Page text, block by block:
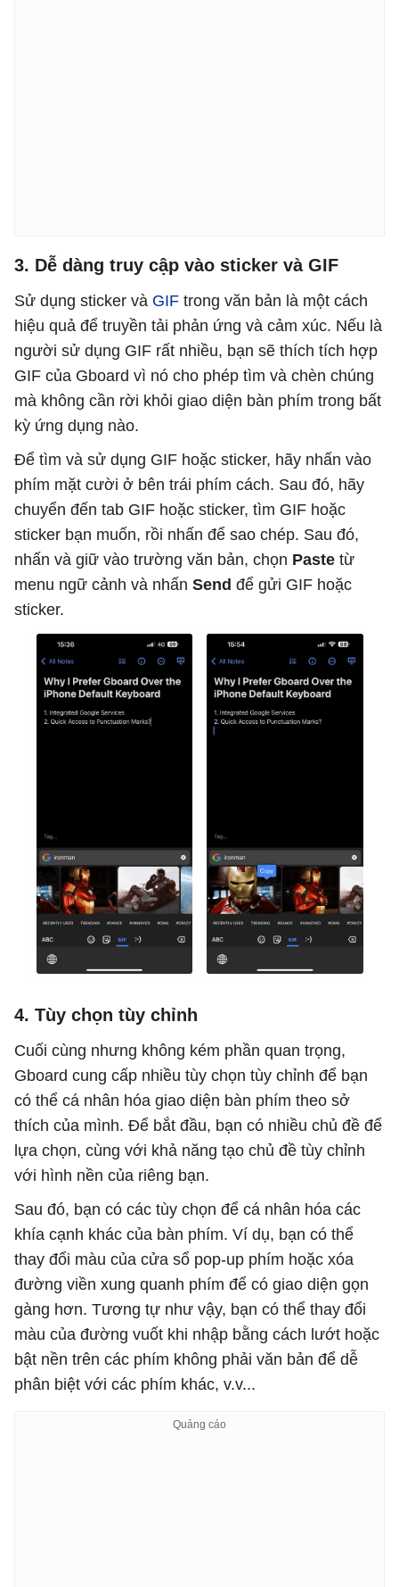
3. Dễ dàng truy cập vào sticker và GIF
Sử dụng sticker và GIF trong văn bản là một cách
hiệu quả để truyền tải phản ứng và cảm xúc. Nếu là
người sử dụng GIF rất nhiều, bạn sẽ thích tích hợp
GIF của Gboard vì nó cho phép tìm và chèn chúng
mà không cần rời khỏi giao diện bàn phím trong bất
kỳ ứng dụng nào.
Để tìm và sử dụng GIF hoặc sticker, hãy nhấn vào
phím mặt cười ở bên trái phím cách. Sau đó, hãy
chuyển đến tab GIF hoặc sticker, tìm GIF hoặc
sticker bạn muốn, rồi nhấn để sao chép. Sau đó,
nhấn và giữ vào trường văn bản, chọn Paste từ
menu ngữ cảnh và nhấn Send để gửi GIF hoặc
sticker.
4. Tùy chọn tùy chỉnh
Cuối cùng nhưng không kém phần quan trọng,
Gboard cung cấp nhiều tùy chọn tùy chỉnh để bạn
có thể cá nhân hóa giao diện bàn phím theo sở
thích của mình. Để bắt đầu, bạn có nhiều chủ đề để
lựa chọn, cùng với khả năng tạo chủ đề tùy chỉnh
với hình nền của riêng bạn.
Sau đó, bạn có các tùy chọn để cá nhân hóa các
khía cạnh khác của bàn phím. Ví dụ, bạn có thể
thay đổi màu của cửa sổ pop-up phím hoặc xóa
đường viền xung quanh phím để có giao diện gọn
gàng hơn. Tương tự như vậy, bạn có thể thay đổi
màu của đường vuốt khi nhập bằng cách lướt hoặc
bật nền trên các phím không phải văn bản để dễ
phân biệt với các phím khác, v.v...